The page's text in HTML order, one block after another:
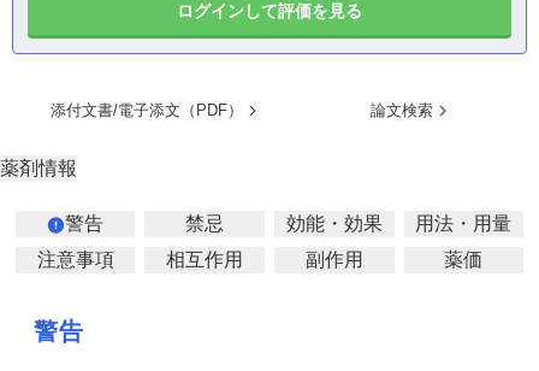
ログインして評価を見る
添付文書/電子添文（PDF） 論文検索
薬剤情報
警告 禁忌 効能・効果
用法・用量
注意事項
相互作用 副作用 薬価
警告